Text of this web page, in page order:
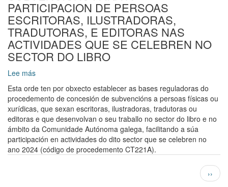
GALEGA
DE
MUSICA
EN
VIVO
PARTICIPACION DE PERSOAS
ESCRITORAS, ILUSTRADORAS,
TRADUTORAS, E EDITORAS NAS
ACTIVIDADES QUE SE CELEBREN NO
SECTOR DO LIBRO
Lee más
PARA
A
PARTICIPACION
DE
PERSOAS
ESCRITORAS,
ILUSTRADORAS,
Esta orde ten por obxecto establecer as bases reguladoras do
procedemento de concesión de subvencións a persoas físicas ou
xurídicas, que sexan escritoras, ilustradoras, tradutoras ou
editoras e que desenvolvan o seu traballo no sector do libro e no
ámbito da Comunidade Autónoma galega, facilitando a súa
participación en actividades do dito sector que se celebren no
ano 2024 (código de procedemento CT221A).
››